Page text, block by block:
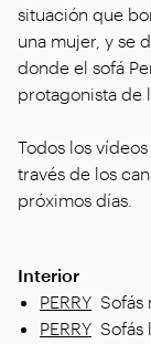
situación que
una mujer, y se
donde el sofá
protagonista de
Todos los
través de los
próximos días.
Interior
PERRY Sofás
PERRY Sofás